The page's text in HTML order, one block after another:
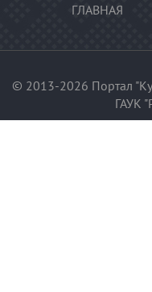
ГЛАВНАЯ
© 2013-2026 Портал
ГАУК